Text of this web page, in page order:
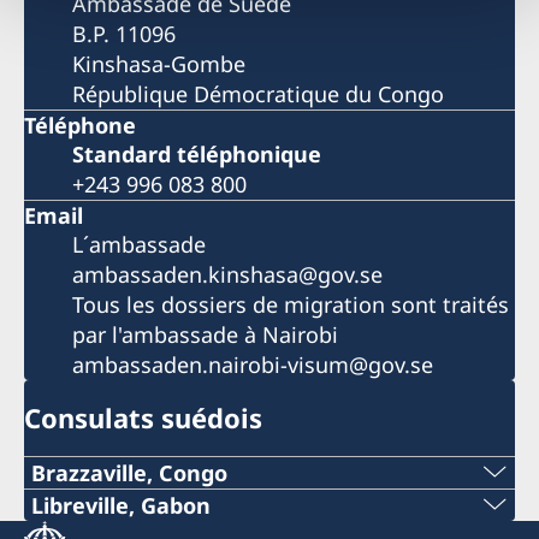
B.P. 11096
Kinshasa-Gombe
République Démocratique du Congo
Téléphone
Standard téléphonique
+243 996 083 800
Email
L´ambassade
ambassaden.kinshasa@gov.se
Tous les dossiers de migration sont traités
par l'ambassade à Nairobi
ambassaden.nairobi-visum@gov.se
Consulats suédois
Brazzaville, Congo
Veuillez contacter
Libreville, Gabon